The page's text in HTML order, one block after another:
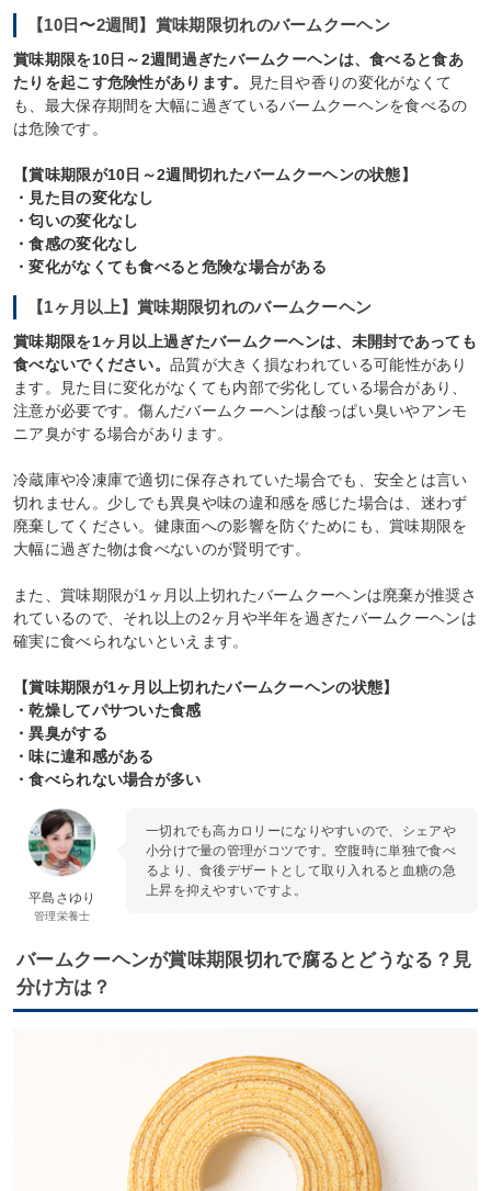
【10日〜2週間】賞味期限切れのバームクーヘン
賞味期限を10日～2週間過ぎたバームクーヘンは、食べると食あ
たりを起こす危険性があります。
見た目や香りの変化がなくて
も、最大保存期間を大幅に過ぎているバームクーヘンを食べるの
は危険です。
【賞味期限が10日～2週間切れたバームクーヘンの状態】
・見た目の変化なし
・匂いの変化なし
・食感の変化なし
・変化がなくても食べると危険な場合がある
【1ヶ月以上】賞味期限切れのバームクーヘン
賞味期限を1ヶ月以上過ぎたバームクーヘンは、未開封であっても
食べないでください。 品質が大きく損なわれている可能性があり
ます。見た目に変化がなくても内部で劣化している場合があり、
注意が必要です。傷んだバームクーヘンは酸っぱい臭いやアンモ
ニア臭がする場合があります。
冷蔵庫や冷凍庫で適切に保存されていた場合でも、安全とは言い
切れません。少しでも異臭や味の違和感を感じた場合は、迷わず
廃棄してください。健康面への影響を防ぐためにも、賞味期限を
大幅に過ぎた物は食べないのが賢明です。
また、賞味期限が1ヶ月以上切れたバームクーヘンは廃棄が推奨さ
れているので、それ以上の2ヶ月や半年を過ぎたバームクーヘンは
確実に食べられないといえます。
【賞味期限が1ヶ月以上切れたバームクーヘンの状態】
・乾燥してパサついた食感
・異臭がする
・味に違和感がある
・食べられない場合が多い
平島さゆり
管理栄養士
一切れでも高カロリーになりやすいので、シェアや
小分けで量の管理がコツです。空腹時に単独で食べ
るより、食後デザートとして取り入れると血糖の急
上昇を抑えやすいですよ。
バームクーヘンが賞味期限切れで腐るとどうなる？見
分け方は？